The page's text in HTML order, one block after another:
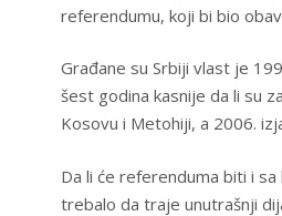
referendumu, koji bi bio
Građane su Srbiji vlast je
šest godina kasnije da li su
Kosovu i Metohiji, a 2006.
Da li će referenduma biti i
trebalo da traje unutrašnji